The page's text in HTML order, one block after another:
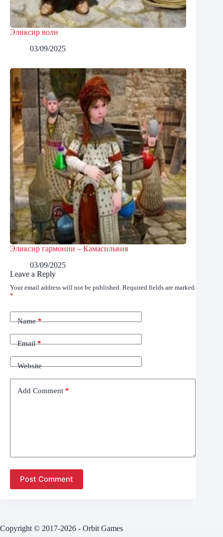
Эликсир волн
03/09/2025
Эликсир гармонии – Камасильвия
03/09/2025
Leave a Reply
Your email address will not be published. Required fields are marked
*
Name*
Email*
Website
Add Comment *
Post Comment
Copyright © 2017-2026 - Orbit Games